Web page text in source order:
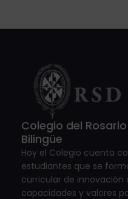
Colegio del
Bilingüe
Hoy el Colegio cuenta
estudiantes que se
curricular de innovación
capacidades y valores